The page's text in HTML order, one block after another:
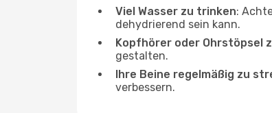
Viel Wasser zu trinken:
dehydrierend sein kann.
Kopfhörer oder Ohrstöpsel
gestalten.
Ihre Beine regelmäßig zu
verbessern.